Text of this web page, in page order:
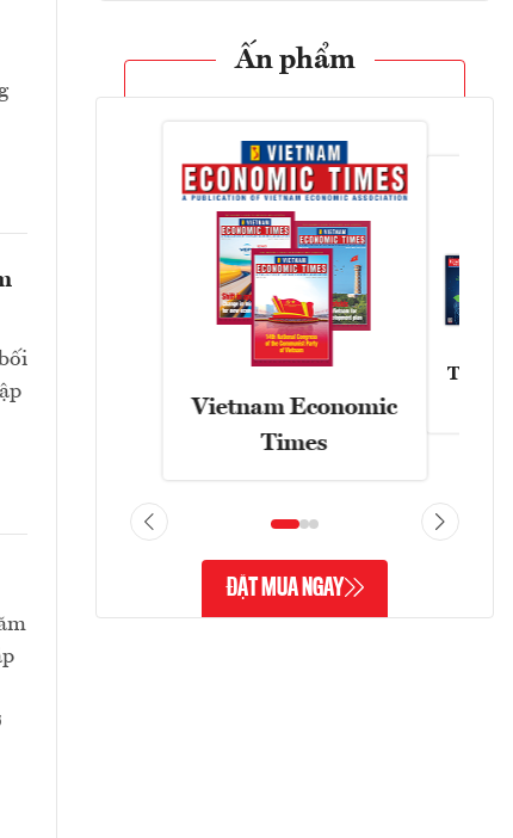
Ấn phẩm
Vietnam Economic
Times
Tạp
ĐẶT MUA NGAY